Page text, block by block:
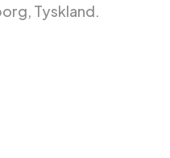
Tyskland.